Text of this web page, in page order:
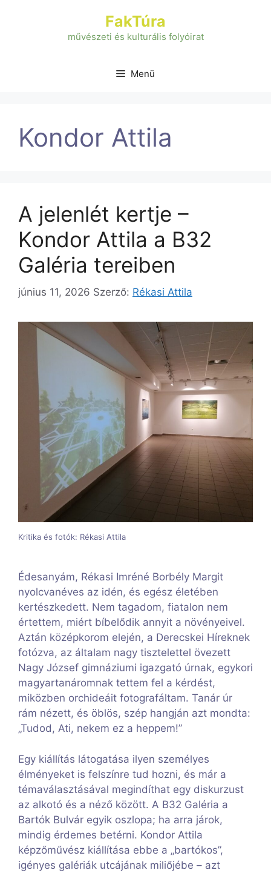
FakTúra
művészeti és kulturális folyóirat
Menü
Kondor Attila
A jelenlét kertje –
Kondor Attila a B32
Galéria tereiben
június 11, 2026 Szerző: Rékasi Attila
Kritika és fotók: Rékasi Attila
Édesanyám, Rékasi Imréné Borbély Margit
nyolcvanéves az idén, és egész életében
kertészkedett. Nem tagadom, fiatalon nem
értettem, miért bíbelődik annyit a növényeivel.
Aztán középkorom elején, a Derecskei Híreknek
fotózva, az általam nagy tisztelettel övezett
Nagy József gimnáziumi igazgató úrnak, egykori
magyartanáromnak tettem fel a kérdést,
miközben orchideáit fotografáltam. Tanár úr
rám nézett, és öblös, szép hangján azt mondta:
„Tudod, Ati, nekem ez a heppem!”
Egy kiállítás látogatása ilyen személyes
élményeket is felszínre tud hozni, és már a
témaválasztásával megindíthat egy diskurzust
az alkotó és a néző között. A B32 Galéria a
Bartók Bulvár egyik oszlopa; ha arra járok,
mindig érdemes betérni. Kondor Attila
képzőművész kiállítása ebbe a „bartókos”,
igényes galériák utcájának miliőjébe – azt